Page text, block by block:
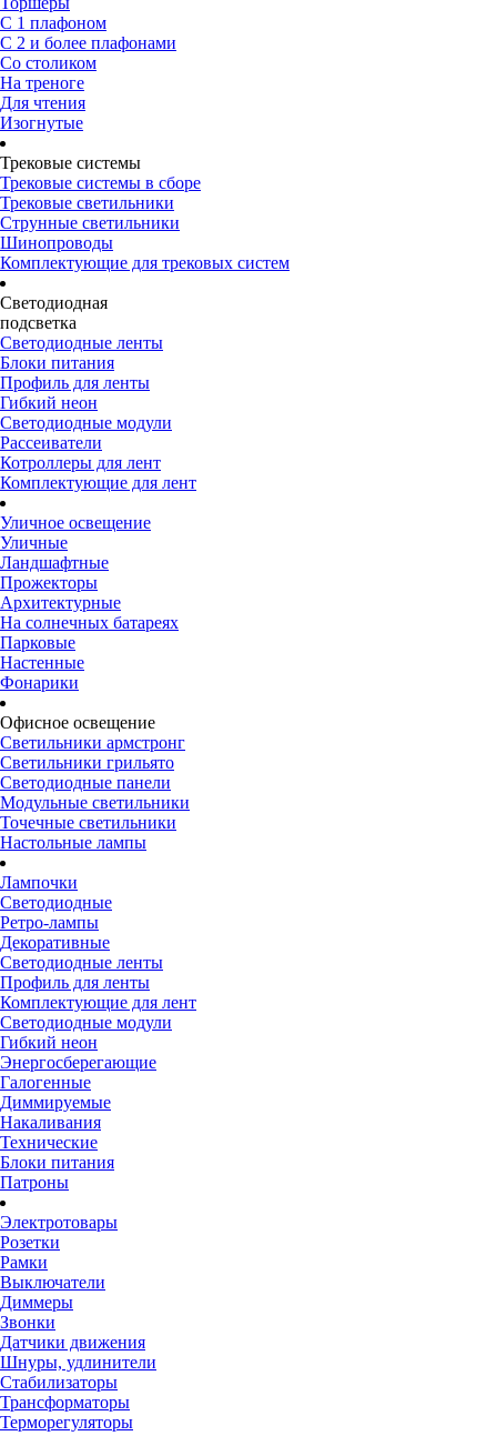
С 1 плафоном
С 2 и более плафонами
Со столиком
На треноге
Для чтения
Изогнутые
Трековые системы
Трековые системы в сборе
Трековые светильники
Струнные светильники
Шинопроводы
Комплектующие для трековых систем
Светодиодная
подсветка
Светодиодные ленты
Блоки питания
Профиль для ленты
Гибкий неон
Светодиодные модули
Рассеиватели
Котроллеры для лент
Комплектующие для лент
Уличное освещение
Уличные
Ландшафтные
Прожекторы
Архитектурные
На солнечных батареях
Парковые
Настенные
Фонарики
Офисное освещение
Светильники армстронг
Светильники грильято
Светодиодные панели
Модульные светильники
Точечные светильники
Настольные лампы
Лампочки
Светодиодные
Ретро-лампы
Декоративные
Светодиодные ленты
Профиль для ленты
Комплектующие для лент
Светодиодные модули
Гибкий неон
Энергосберегающие
Галогенные
Диммируемые
Накаливания
Технические
Блоки питания
Патроны
Электротовары
Розетки
Рамки
Выключатели
Диммеры
Звонки
Датчики движения
Шнуры, удлинители
Стабилизаторы
Трансформаторы
Терморегуляторы